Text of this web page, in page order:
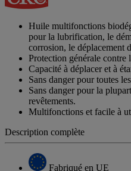
Huile multifonctions
pour la lubrification, le
corrosion, le déplacement
Protection générale contre
Capacité à déplacer et à
Sans danger pour toutes
Sans danger pour la
revêtements.
Multifonctions et facile à
Description complète
Fabriqué en UE